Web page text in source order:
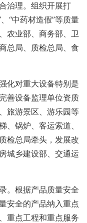
治理。组织开展打
“中药材造假”等质量
农业部、商务部、卫
总局、质检总局、食
对重大设备特别是
善设备监理单位资质
旅游景区、游乐园等
、锅炉、客运索道、
检总局牵头，发展改
城乡建设部、交通运
根据产品质量安全
安全的产品纳入重点
重点工程和重点服务